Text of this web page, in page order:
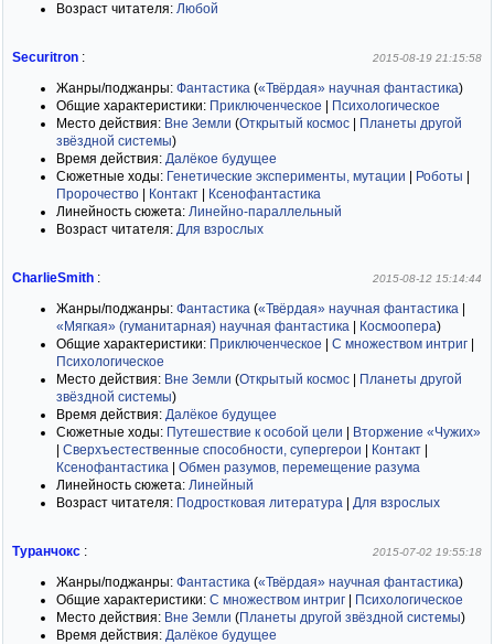
Возраст читателя: Любой
Securitron : 2015-08-19 21:15:58
Жанры/поджанры: Фантастика («Твёрдая» научная фантастика)
Общие характеристики: Приключенческое
Психологическое
Место действия: Вне Земли (Открытый космос
Планеты другой
звёздной системы)
Время действия: Далёкое будущее
Сюжетные ходы: Генетические эксперименты, мутации Роботы
Пророчество
Контакт
Ксенофантастика
Линейность сюжета: Линейно-параллельный
Возраст читателя: Для взрослых
CharlieSmith : 2015-08-12 15:14:44
Жанры/поджанры: Фантастика («Твёрдая» научная фантастика
«Мягкая» (гуманитарная) научная фантастика
Космоопера)
Общие характеристики: Приключенческое С множеством интриг
Психологическое
Место действия: Вне Земли (Открытый космос
Планеты другой
звёздной системы)
Время действия: Далёкое будущее
Сюжетные ходы: Путешествие к особой цели
Вторжение «Чужих»
Сверхъестественные способности, супергерои Контакт
Ксенофантастика
Обмен разумов, перемещение разума
Линейность сюжета: Линейный
Возраст читателя: Подростковая литература Для взрослых
Туранчокс : 2015-07-02 19:55:18
Жанры/поджанры: Фантастика («Твёрдая» научная фантастика)
Общие характеристики: С множеством интриг
Психологическое
Место действия: Вне Земли (Планеты другой звёздной системы)
Время действия: Далёкое будущее